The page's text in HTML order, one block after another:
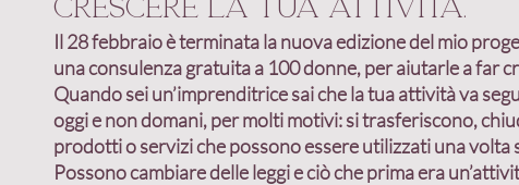
Passaparola Cliente Costruzione relazioni
Marketing referenziale Condivisione valori Stili
crescere la tua attività.
Il 28 febbraio è terminata la nuova edizione del mio
una consulenza gratuita a 100 donne, per aiutarle a far
Quando sei un’imprenditrice sai che la tua attività va
oggi e non domani, per molti motivi: si trasferiscono,
prodotti o servizi che possono essere utilizzati una volta
Possono cambiare delle leggi e ciò che prima era